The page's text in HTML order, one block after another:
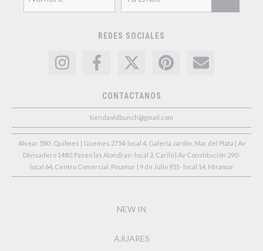
REDES SOCIALES
CONTACTANOS
tiendaoldbunch@gmail.com
Alvear 580 , Quilmes | Güemes 2754-local 4, Galería Jardín, Mar del Plata | Av
Divisadero 1480, Paseo las Alondras- local 2, Cariló | Av Constitución 290-
local 64, Centro Comercial, Pinamar | 9 de Julio 951- local 14, Miramar
NEW IN
AJUARES